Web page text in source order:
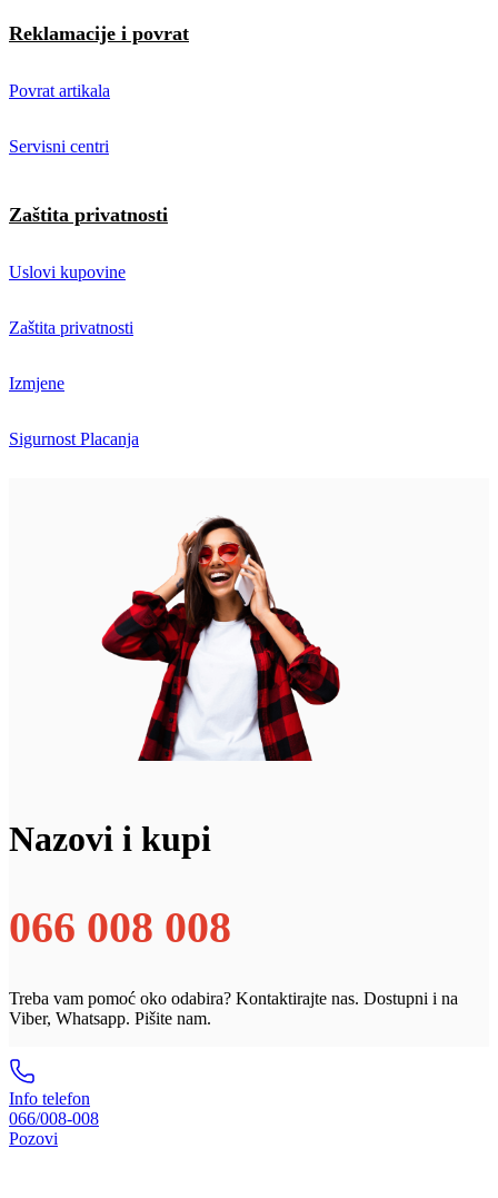
Reklamacije i povrat
Povrat artikala
Servisni centri
Zaštita privatnosti
Uslovi kupovine
Zaštita privatnosti
Izmjene
Sigurnost Placanja
Nazovi i kupi
066 008 008
Treba vam pomoć oko odabira? Kontaktirajte nas. Dostupni i na
Viber, Whatsapp. Pišite nam.
Info telefon
066/008-008
Pozovi